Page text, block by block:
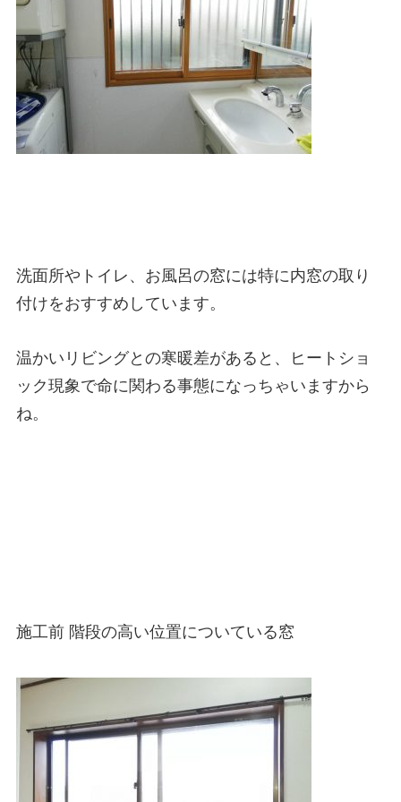
洗面所やトイレ、お風呂の窓には特に内窓の取り
付けをおすすめしています。
温かいリビングとの寒暖差があると、ヒートショ
ック現象で命に関わる事態になっちゃいますから
ね。
施工前 階段の高い位置についている窓